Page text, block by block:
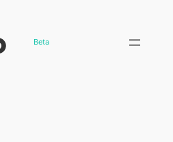
Beta